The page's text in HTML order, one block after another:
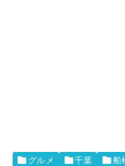
グルメ 千葉 船